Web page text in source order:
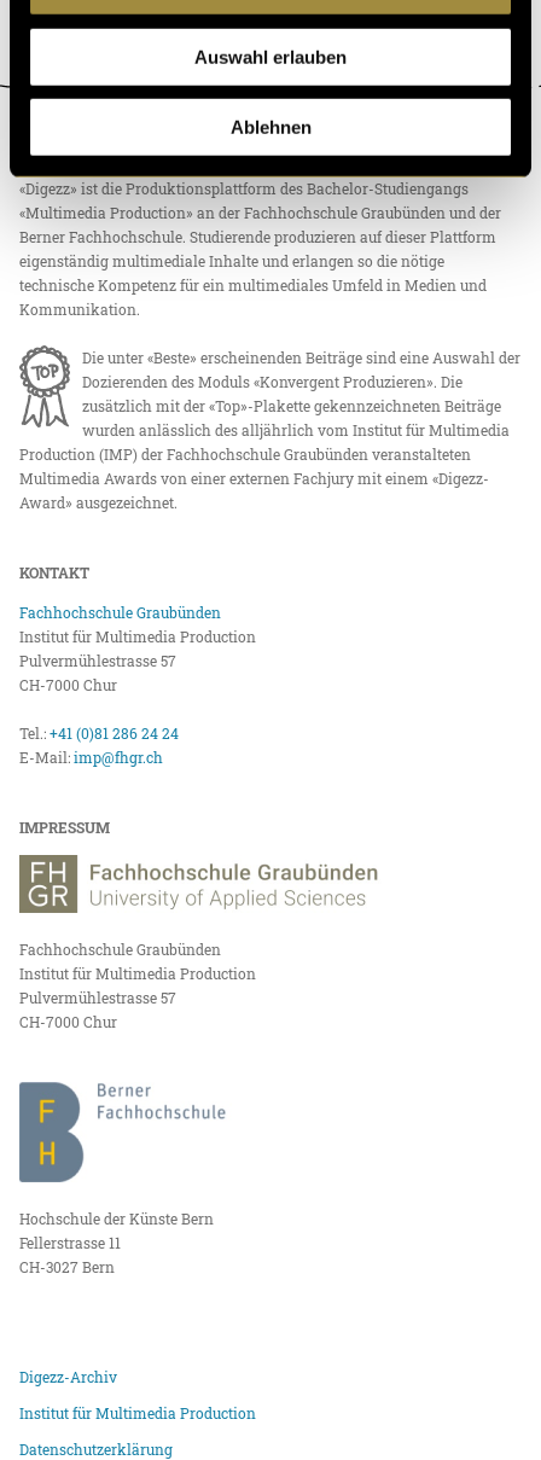
Auswahl erlauben
Ablehnen
«Digezz» ist die Produktionsplattform des Bachelor-Studiengangs
«Multimedia Production» an der Fachhochschule Graubünden und der
Berner Fachhochschule. Studierende produzieren auf dieser Plattform
eigenständig multimediale Inhalte und erlangen so die nötige
technische Kompetenz für ein multimediales Umfeld in Medien und
Kommunikation.
Die unter «Beste» erscheinenden Beiträge sind eine Auswahl der
Dozierenden des Moduls «Konvergent Produzieren». Die
zusätzlich mit der «Top»-Plakette gekennzeichneten Beiträge
wurden anlässlich des alljährlich vom Institut für Multimedia
Production (IMP) der Fachhochschule Graubünden veranstalteten
Multimedia Awards von einer externen Fachjury mit einem «Digezz-
Award» ausgezeichnet.
KONTAKT
Fachhochschule Graubünden
Institut für Multimedia Production
Pulvermühlestrasse 57
CH-7000 Chur
Tel.:+41 (0)81 286 24 24
E-Mail:imp@fhgr.ch
IMPRESSUM
Fachhochschule Graubünden
Institut für Multimedia Production
Pulvermühlestrasse 57
CH-7000 Chur
Hochschule der Künste Bern
Fellerstrasse 11
CH-3027 Bern
Digezz-Archiv
Institut für Multimedia Production
Datenschutzerklärung